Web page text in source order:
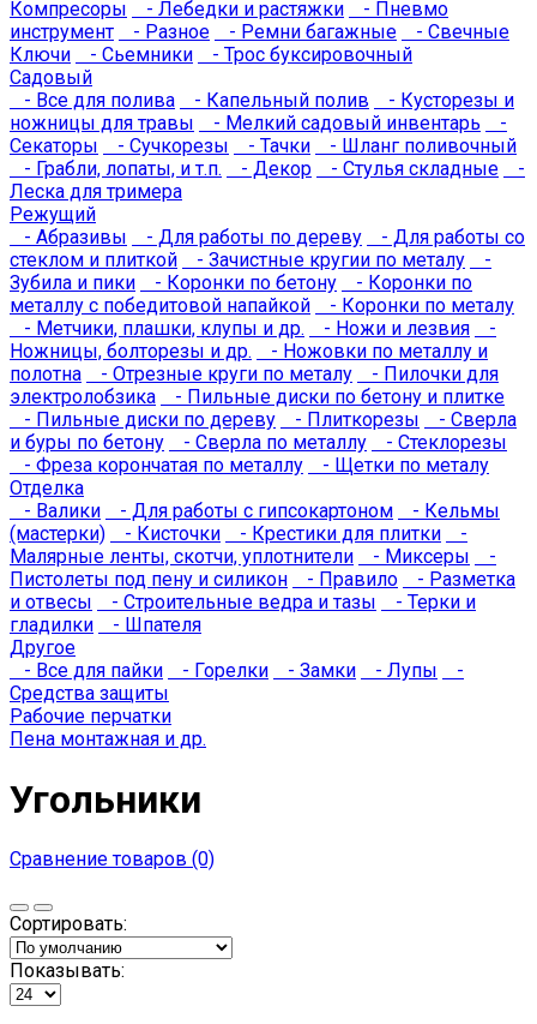
Компресоры
- Лебедки и растяжки
- Пневмо
инструмент
- Разное - Ремни багажные
- Свечные
Ключи
- Сьемники
- Трос буксировочный
Садовый
- Все для полива
- Капельный полив
- Кусторезы и
ножницы для травы
- Мелкий садовый инвентарь
-
Секаторы
- Сучкорезы - Тачки
- Шланг поливочный
- Грабли, лопаты, и т.п.
- Декор - Стулья складные
-
Леска для тримера
Режущий
- Абразивы
- Для работы по дереву
- Для работы со
стеклом и плиткой
- Зачистные кругии по металу
-
Зубила и пики
- Коронки по бетону
- Коронки по
металлу с победитовой напайкой
- Коронки по металу
- Метчики, плашки, клупы и др.
- Ножи и лезвия
-
Ножницы, болторезы и др.
- Ножовки по металлу и
полотна
- Отрезные круги по металу
- Пилочки для
электролобзика
- Пильные диски по бетону и плитке
- Пильные диски по дереву
- Плиткорезы
- Сверла
и буры по бетону
- Сверла по металлу
- Стеклорезы
- Фреза корончатая по металлу
- Щетки по металу
Отделка
- Валики
- Для работы с гипсокартоном
- Кельмы
(мастерки)
- Кисточки - Крестики для плитки
-
Малярные ленты, скотчи, уплотнители
- Миксеры
-
Пистолеты под пену и силикон
- Правило
- Разметка
и отвесы
- Строительные ведра и тазы
- Терки и
гладилки
- Шпателя
Другое
- Все для пайки
- Горелки - Замки - Лупы
-
Средства защиты
Рабочие перчатки
Пена монтажная и др.
Угольники
Сравнение товаров (0)
Сортировать:
Показывать: